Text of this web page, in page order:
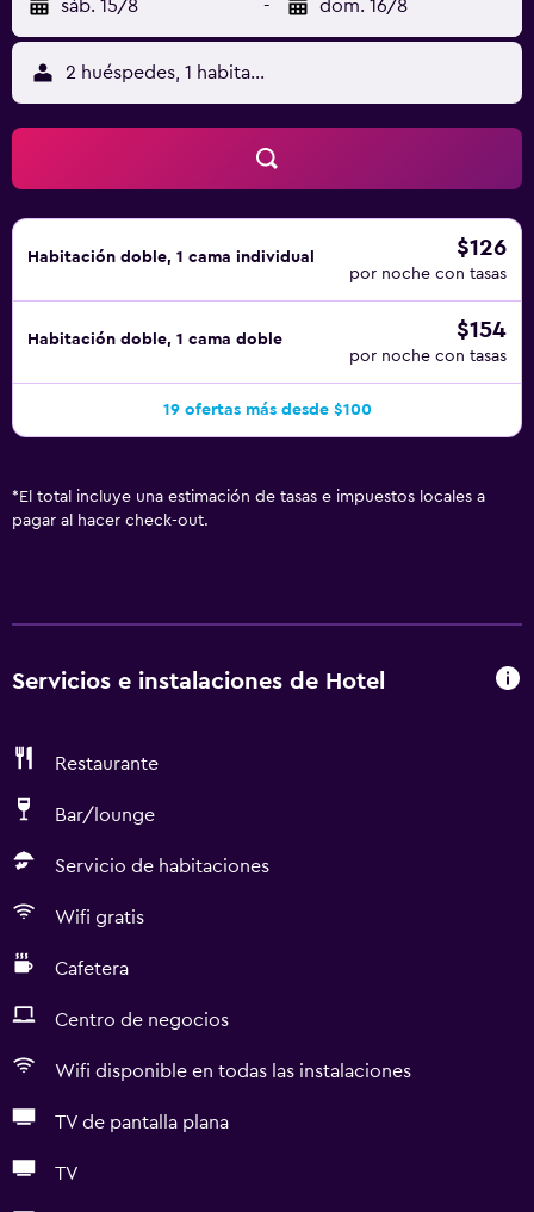
sáb. 15/8 - dom. 16/8
2 huéspedes, 1 habitación
Habitación doble, 1 cama individual $126
por noche con tasas
Habitación doble, 1 cama doble $154
por noche con tasas
19 ofertas más desde $100
* El total incluye una estimación de tasas e impuestos locales a
pagar al hacer check-out.
Servicios e instalaciones de Hotel
Restaurante
Bar/lounge
Servicio de habitaciones
Wifi gratis
Cafetera
Centro de negocios
Wifi disponible en todas las instalaciones
TV de pantalla plana
TV